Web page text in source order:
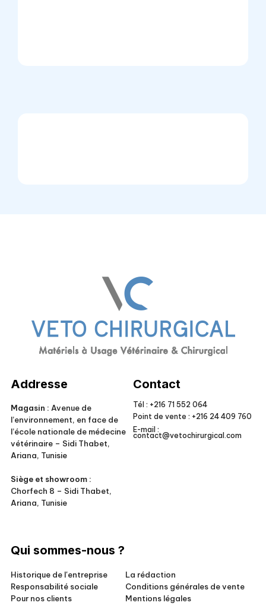
Addresse
Magasin : Avenue de
l’environnement, en face de
l’école nationale de médecine
vétérinaire – Sidi Thabet,
Ariana, Tunisie
Siège et showroom :
Chorfech 8 – Sidi Thabet,
Ariana, Tunisie
Contact
Tél : +216 71 552 064
Point de vente : +216 24 409 760
E-mail :
contact@vetochirurgical.com
Qui sommes-nous ?
Historique de l'entreprise
Responsabilité sociale
Pour nos clients
La rédaction
Conditions générales de vente
Mentions légales